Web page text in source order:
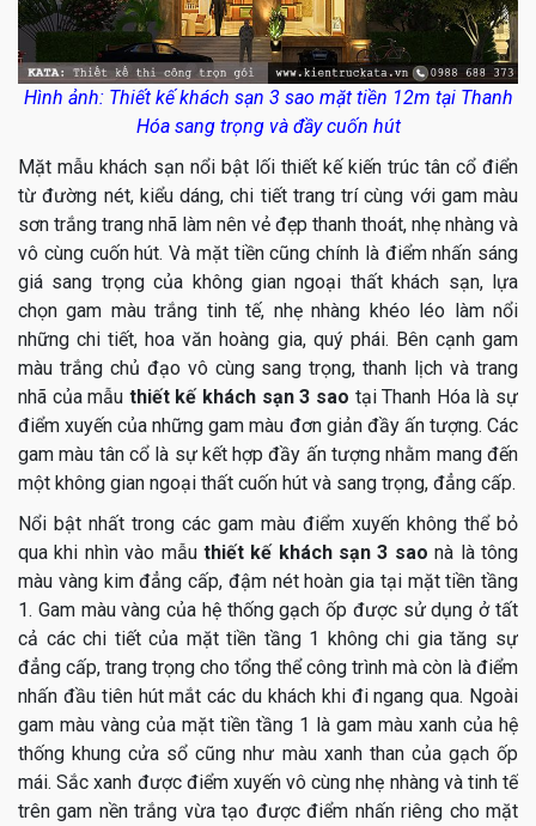
Hình ảnh: Thiết kế khách sạn 3 sao mặt tiền 12m tại Thanh
Hóa sang trọng và đầy cuốn hút
Mặt mẫu khách sạn nổi bật lối thiết kế kiến trúc tân cổ điển
từ đường nét, kiểu dáng, chi tiết trang trí cùng với gam màu
sơn trắng trang nhã làm nên vẻ đẹp thanh thoát, nhẹ nhàng và
vô cùng cuốn hút. Và mặt tiền cũng chính là điểm nhấn sáng
giá sang trọng của không gian ngoại thất khách sạn, lựa
chọn gam màu trắng tinh tế, nhẹ nhàng khéo léo làm nổi
những chi tiết, hoa văn hoàng gia, quý phái. Bên cạnh gam
màu trắng chủ đạo vô cùng sang trọng, thanh lịch và trang
nhã của mẫu thiết kế khách sạn 3 sao tại Thanh Hóa là sự
điểm xuyến của những gam màu đơn giản đầy ấn tượng. Các
gam màu tân cổ là sự kết hợp đầy ấn tượng nhằm mang đến
một không gian ngoại thất cuốn hút và sang trọng, đẳng cấp.
Nổi bật nhất trong các gam màu điểm xuyến không thể bỏ
qua khi nhìn vào mẫu thiết kế khách sạn 3 sao nà là tông
màu vàng kim đẳng cấp, đậm nét hoàn gia tại mặt tiền tầng
1. Gam màu vàng của hệ thống gạch ốp được sử dụng ở tất
cả các chi tiết của mặt tiền tầng 1 không chi gia tăng sự
đẳng cấp, trang trọng cho tổng thể công trình mà còn là điểm
nhấn đầu tiên hút mắt các du khách khi đi ngang qua. Ngoài
gam màu vàng của mặt tiền tầng 1 là gam màu xanh của hệ
thống khung cửa sổ cũng như màu xanh than của gạch ốp
mái. Sắc xanh được điểm xuyến vô cùng nhẹ nhàng và tinh tế
trên gam nền trắng vừa tạo được điểm nhấn riêng cho mặt